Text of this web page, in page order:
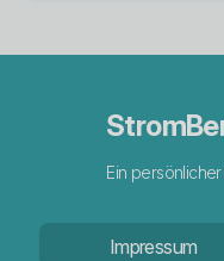
Ein
Impressum